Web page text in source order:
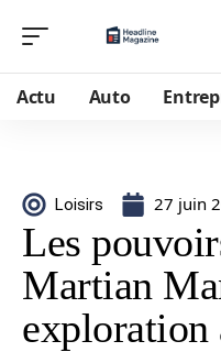
Actu Auto
Loisirs 27 juin
Les
Martian
exploration